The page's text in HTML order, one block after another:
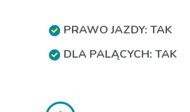
PRAWO JAZDY: TAK
DLA PALĄCYCH: TAK